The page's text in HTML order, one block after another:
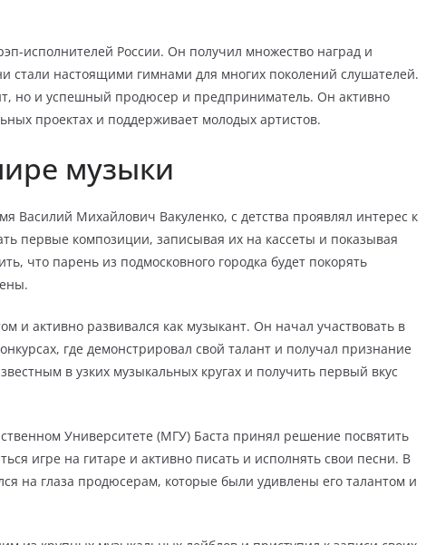
исполнителей России. Он получил множество наград и
стали настоящими гимнами для многих поколений слушателей.
но и успешный продюсер и предприниматель. Он активно
проектах и поддерживает молодых артистов.
музыки
Василий Михайлович Вакуленко, с детства проявлял интерес к
первые композиции, записывая их на кассеты и показывая
что парень из подмосковного городка будет покорять
и активно развивался как музыкант. Он начал участвовать в
где демонстрировал свой талант и получал признание
в узких музыкальных кругах и получить первый вкус
Университете (МГУ) Баста принял решение посвятить
игре на гитаре и активно писать и исполнять свои песни. В
на глаза продюсерам, которые были удивлены его талантом и